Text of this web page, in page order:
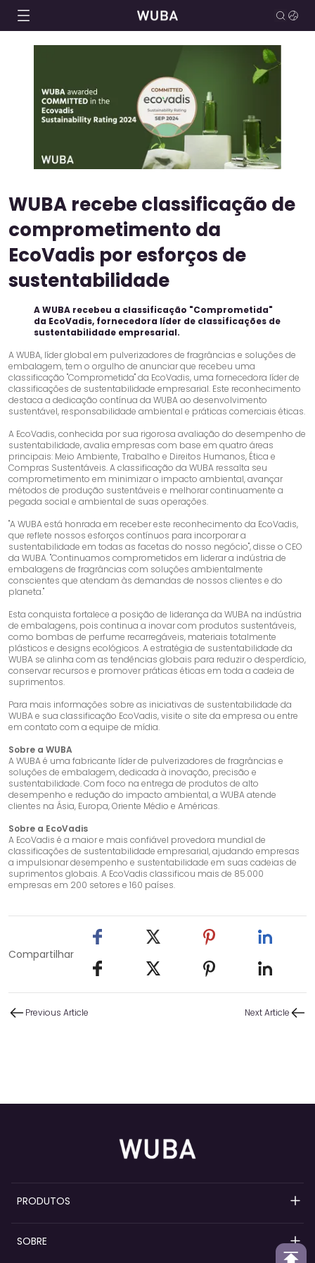
WUBA recebe classificação de
comprometimento da
EcoVadis por esforços de
sustentabilidade
A WUBA recebeu a classificação "Comprometida"
da EcoVadis, fornecedora líder de classificações de
sustentabilidade empresarial.
A WUBA, líder global em pulverizadores de fragrâncias e soluções de
embalagem, tem o orgulho de anunciar que recebeu uma
classificação "Comprometida" da EcoVadis, uma fornecedora líder de
classificações de sustentabilidade empresarial. Este reconhecimento
destaca a dedicação contínua da WUBA ao desenvolvimento
sustentável, responsabilidade ambiental e práticas comerciais éticas.
A EcoVadis, conhecida por sua rigorosa avaliação do desempenho de
sustentabilidade, avalia empresas com base em quatro áreas
principais: Meio Ambiente, Trabalho e Direitos Humanos, Ética e
Compras Sustentáveis. A classificação da WUBA ressalta seu
comprometimento em minimizar o impacto ambiental, avançar
métodos de produção sustentáveis ​​e melhorar continuamente a
pegada social e ambiental de suas operações.
"A WUBA está honrada em receber este reconhecimento da EcoVadis,
que reflete nossos esforços contínuos para incorporar a
sustentabilidade em todas as facetas do nosso negócio", disse o CEO
da WUBA. "Continuamos comprometidos em liderar a indústria de
embalagens de fragrâncias com soluções ambientalmente
conscientes que atendam às demandas de nossos clientes e do
planeta."
Esta conquista fortalece a posição de liderança da WUBA na indústria
de embalagens, pois continua a inovar com produtos sustentáveis,
como bombas de perfume recarregáveis, materiais totalmente
plásticos e designs ecológicos. A estratégia de sustentabilidade da
WUBA se alinha com as tendências globais para reduzir o desperdício,
conservar recursos e promover práticas éticas em toda a cadeia de
suprimentos.
Para mais informações sobre as iniciativas de sustentabilidade da
WUBA e sua classificação EcoVadis, visite o site da empresa ou entre
em contato com a equipe de mídia.
Sobre a WUBA
A WUBA é uma fabricante líder de pulverizadores de fragrâncias e
soluções de embalagem, dedicada à inovação, precisão e
sustentabilidade. Com foco na entrega de produtos de alto
desempenho e redução do impacto ambiental, a WUBA atende
clientes na Ásia, Europa, Oriente Médio e Américas.
Sobre a EcoVadis
A EcoVadis é a maior e mais confiável provedora mundial de
classificações de sustentabilidade empresarial, ajudando empresas
a impulsionar desempenho e sustentabilidade em suas cadeias de
suprimentos globais. A EcoVadis classificou mais de 85.000
empresas em 200 setores e 160 países.
Compartilhar
Previous Article Next Article
PRODUTOS
SOBRE